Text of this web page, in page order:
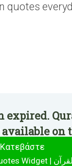
quotes
expired.
Κατεβάστε
Quran Quotes Widget | القرآن